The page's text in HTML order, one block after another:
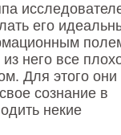
его
него все
Для этого они
сознание в
некие